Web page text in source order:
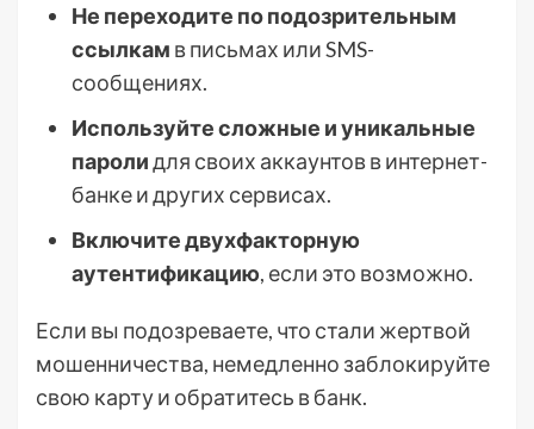
Не переходите по подозрительным
ссылкам в письмах или SMS-
сообщениях.
Используйте сложные и уникальные
паролидля своих аккаунтов в интернет-
банке и других сервисах.
Включите двухфакторную
аутентификацию, если это возможно.
Если вы подозреваете, что стали жертвой
мошенничества, немедленно заблокируйте
свою карту и обратитесь в банк.